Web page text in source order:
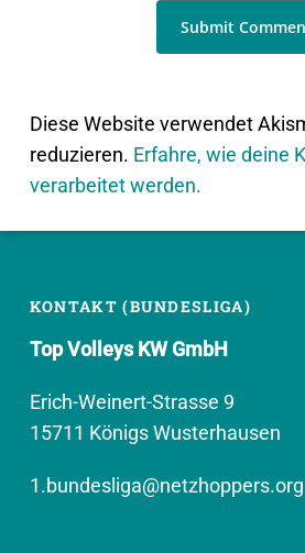
Diese Website verwendet
reduzieren. Erfahre, wie deine
verarbeitet werden.
KONTAKT (BUNDESLIGA)
Top Volleys KW GmbH
Erich-Weinert-Strasse 9
15711 Königs Wusterhausen
1.bundesliga@netzhoppers.org